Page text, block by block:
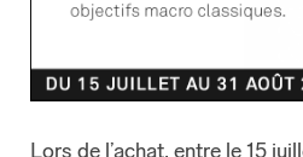
Lors de l’achat, entre le 15